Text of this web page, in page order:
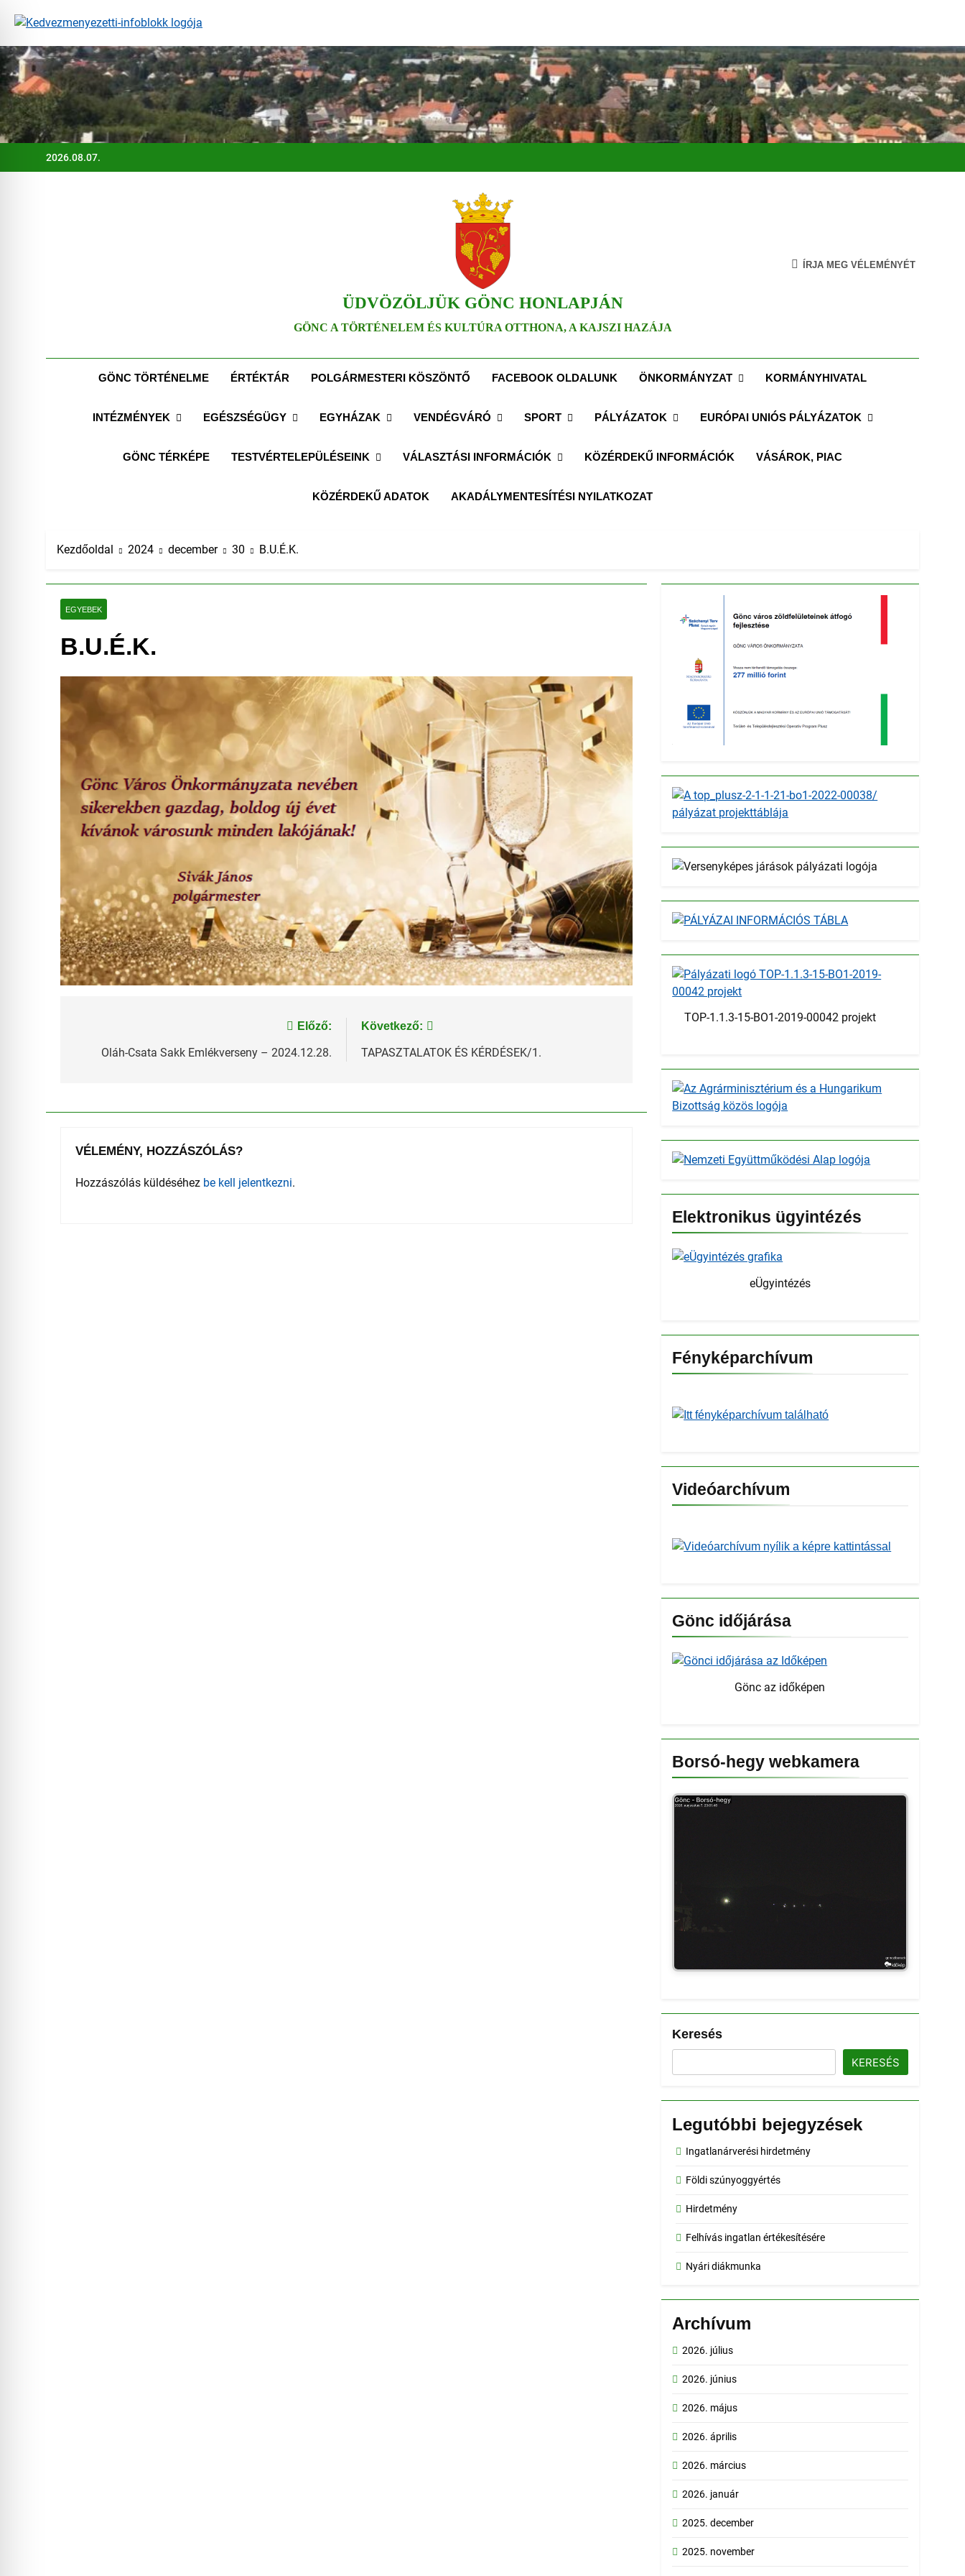
2026.08.07.
ÜDVÖZÖLJÜK GÖNC HONLAPJÁN
GÖNC A TÖRTÉNELEM ÉS KULTÚRA OTTHONA, A KAJSZI HAZÁJA
ÍRJA MEG VÉLEMÉNYÉT
GÖNC TÖRTÉNELME ÉRTÉKTÁR POLGÁRMESTERI KÖSZÖNTŐ FACEBOOK OLDALUNK ÖNKORMÁNYZAT KORMÁNYHIVATAL
INTÉZMÉNYEK EGÉSZSÉGÜGY EGYHÁZAK VENDÉGVÁRÓ SPORT PÁLYÁZATOK EURÓPAI UNIÓS PÁLYÁZATOK
GÖNC TÉRKÉPE TESTVÉRTELEPÜLÉSEINK VÁLASZTÁSI INFORMÁCIÓK KÖZÉRDEKŰ INFORMÁCIÓK VÁSÁROK, PIAC
KÖZÉRDEKŰ ADATOK AKADÁLYMENTESÍTÉSI NYILATKOZAT
Kezdőoldal 2024 december 30 B.U.É.K.
EGYEBEK
B.U.É.K.
navigáció
Előző:
Oláh-Csata Sakk Emlékverseny – 2024.12.28.
Következő:
TAPASZTALATOK ÉS KÉRDÉSEK/1.
VÉLEMÉNY, HOZZÁSZÓLÁS?
Hozzászólás küldéséhez be kell jelentkezni.
TOP-1.1.3-15-BO1-2019-00042 projekt
Elektronikus ügyintézés
eÜgyintézés
Fényképarchívum
Videóarchívum
Gönc időjárása
Gönc az időképen
Borsó-hegy webkamera
Keresés
KERESÉS
Legutóbbi bejegyzések
Ingatlanárverési hirdetmény
Földi szúnyoggyértés
Hirdetmény
Felhívás ingatlan értékesítésére
Nyári diákmunka
Archívum
2026. július
2026. június
2026. május
2026. április
2026. március
2026. január
2025. december
2025. november